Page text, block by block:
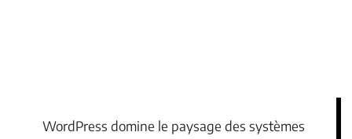
WordPress domine le paysage des systèmes